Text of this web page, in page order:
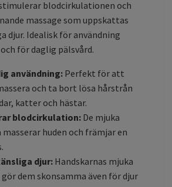
blodcirkulationen och
massage som uppskattas
djur. Idealisk för användning
för daglig pälsvård.
användning: Perfekt för att
och ta bort lösa hårstrån
katter och hästar.
blodcirkulation:De mjuka
huden och främjar en
djur:Handskarnas mjuka
dem skonsamma även för djur